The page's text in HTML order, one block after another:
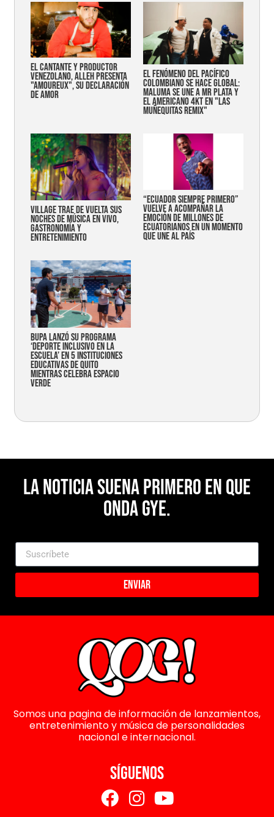
EL CANTANTE Y PRODUCTOR
VENEZOLANO, ALLEH PRESENTA
"AMOUREUX", SU DECLARACIÓN
DE AMOR
EL FENÓMENO DEL PACÍFICO
COLOMBIANO SE HACE GLOBAL:
MALUMA SE UNE A MR PLATA Y
EL AMERICANO 4KT EN "LAS
MUÑEQUITAS REMIX"
Village trae de vuelta sus
noches de música en vivo,
gastronomía y
entretenimiento
“Ecuador siempre primero”
vuelve a acompañar la
emoción de millones de
ecuatorianos en un momento
que une al país
Bupa lanzó su programa
‘Deporte Inclusivo en la
Escuela’ en 5 instituciones
educativas de Quito
mientras celebra espacio
verde
La noticia suena primero en Que
Onda Gye.
Enviar
Somos una pagina de información de lanzamientos,
entretenimiento y música de personalidades
nacional e internacional.
SÍGUENOS